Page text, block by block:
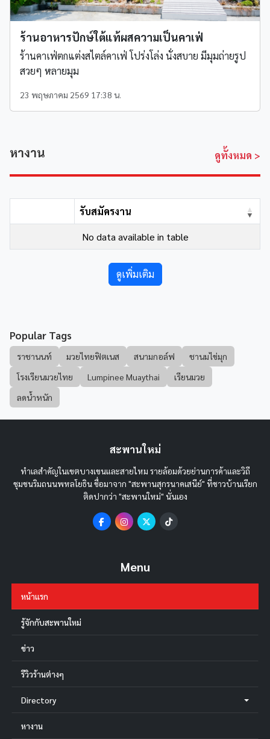
ร้านอาหารปักษ์ใต้แท้ผสความเป็นคาเฟ่
ร้านคาเฟ่ตกแต่งสไตล์คาเฟ่ โปร่งโล่ง นั่งสบาย มีมุมถ่ายรูป
สวยๆ หลายมุม
23 พฤษภาคม 2569 17:38 น.
หางาน ดูทั้งหมด >
รับสมัครงาน
No data available in table
ดูเพิ่มเติม
Popular Tags
ราชานนท์ มวยไทยฟิตเนส สนามกอล์ฟ
ชานมไข่มุก
โรงเรียนมวยไทย
Lumpinee Muaythai
เรียนมวย
ลดน้ำหนัก
สะพานใหม่
ทำเลสำคัญในเขตบางเขนและสายไหม รายล้อมด้วยย่านการค้าและวิถี
ชุมชนริมถนนพหลโยธิน ชื่อมาจาก "สะพานสุกรนาคเสนีย์" ที่ชาวบ้านเรียก
ติดปากว่า "สะพานใหม่" นั่นเอง
Menu
หน้าแรก
รู้จักกับสะพานใหม่
ข่าว
รีวิวร้านต่างๆ
Directory
หางาน